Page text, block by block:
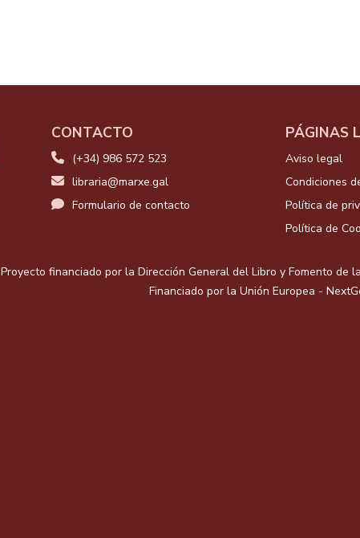
CONTACTO
(+34) 986 572 523
libraria@marxe.gal
Formulario de contacto
PÁGINAS
Aviso legal
Condiciones
Política de
Política de
Proyecto financiado por la Dirección General del Libro y Fomento de
Financiado por la Unión Europea -